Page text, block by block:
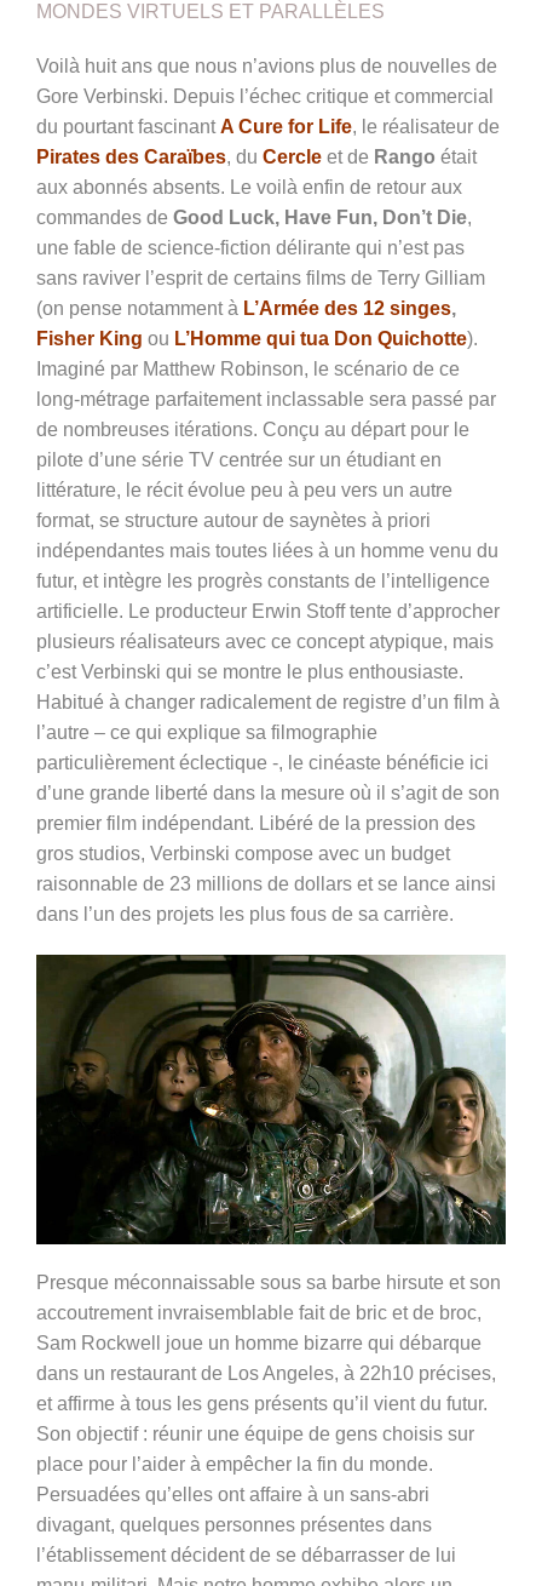
MONDES VIRTUELS ET PARALLÈLES
Voilà huit ans que nous n’avions plus de nouvelles de
Gore Verbinski. Depuis l’échec critique et commercial
du pourtant fascinantA Cure for Life, le réalisateur de
Pirates des Caraïbes, du Cercle et de Rango était
aux abonnés absents. Le voilà enfin de retour aux
commandes de Good Luck, Have Fun, Don’t Die,
une fable de science-fiction délirante qui n’est pas
sans raviver l’esprit de certains films de Terry Gilliam
(on pense notamment à L’Armée des 12 singes,
Fisher King ou L’Homme qui tua Don Quichotte).
Imaginé par Matthew Robinson, le scénario de ce
long-métrage parfaitement inclassable sera passé par
de nombreuses itérations. Conçu au départ pour le
pilote d’une série TV centrée sur un étudiant en
littérature, le récit évolue peu à peu vers un autre
format, se structure autour de saynètes à priori
indépendantes mais toutes liées à un homme venu du
futur, et intègre les progrès constants de l’intelligence
artificielle. Le producteur Erwin Stoff tente d’approcher
plusieurs réalisateurs avec ce concept atypique, mais
c’est Verbinski qui se montre le plus enthousiaste.
Habitué à changer radicalement de registre d’un film à
l’autre – ce qui explique sa filmographie
particulièrement éclectique -, le cinéaste bénéficie ici
d’une grande liberté dans la mesure où il s’agit de son
premier film indépendant. Libéré de la pression des
gros studios, Verbinski compose avec un budget
raisonnable de 23 millions de dollars et se lance ainsi
dans l’un des projets les plus fous de sa carrière.
Presque méconnaissable sous sa barbe hirsute et son
accoutrement invraisemblable fait de bric et de broc,
Sam Rockwell joue un homme bizarre qui débarque
dans un restaurant de Los Angeles, à 22h10 précises,
et affirme à tous les gens présents qu’il vient du futur.
Son objectif : réunir une équipe de gens choisis sur
place pour l’aider à empêcher la fin du monde.
Persuadées qu’elles ont affaire à un sans-abri
divagant, quelques personnes présentes dans
l’établissement décident de se débarrasser de lui